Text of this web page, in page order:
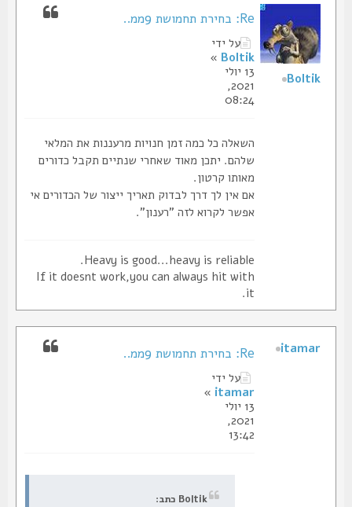
Re: בחירת תחמושת 9ממ..
על ידי
Boltik
»
13 יולי
2021,
08:24
השאלה כל כמה זמן חנויות מרעננות את המלאי
שלהם. יתכן מאוד שאחרי שנתיים תקבל כדורים
מאותו קרטון.
אם אין לך דרך לבדוק תאריך ייצור של הכדורים אי
אפשר לקרוא לזה "רענון".
Heavy is good...heavy is reliable.
If it doesnt work,you can always hit with
Boltik
Re: בחירת תחמושת 9ממ..
על ידי
itamar
»
13 יולי
2021,
13:42
Boltik כתב:
itamar